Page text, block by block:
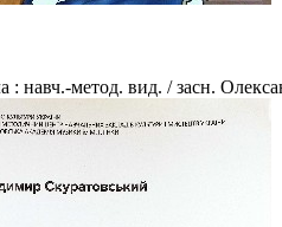
навч.-метод. вид. / засн.